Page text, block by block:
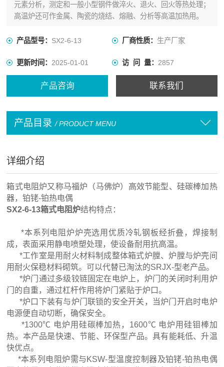
元素分析，测定和一般小型钢件做淬火、退火、回火等热处理；
高温炉还可作金属、陶瓷的烧结、熔融、分析等高温加热用。
产品型号： SX2-6-13 厂商性质： 生产厂家
更新时间：2025-01-01 访 问 量： 2857
产品咨询 联系我们
产品目录 / PRODUCT MENU
详细介绍
箱式电阻炉又称马福炉（马佛炉）高效节能型、硅碳棒加热
器，铂铑-铂热电偶
SX2-6-13箱式电阻炉结构特点：
*本系列电阻炉炉壳选用优质冷轧钢板经折叠，焊接制
成，表面采用静电喷塑处理，使设备耐用抗高温。
*工作室是用耐火材料制成整体箱式炉膛、炉膛与炉壳间
用耐火保稳材料砌筑。可以代替已淘汰的SRJX-型老产品。
*炉门通过多级铰链固定在电炉上，炉门的关闭时利用炉
门的自重，通过杠杆作用将炉门紧贴于炉口。
*炉口下装有与炉门联锁的安全开关，当炉门开启时电炉
电源便自动切断，确保安全。
*1300℃ 电炉用硅碳棒加热，1600℃ 电炉用硅钼棒加
热。本产品是快速、节能、环保型产品。具有能耗低、升温
快优点。
*本系列电阻炉需与KSW-型温度控制器及铂铑-铂热电偶